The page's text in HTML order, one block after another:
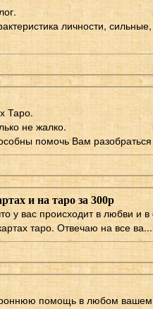
личности,
Таро.
не жалко.
помочь Вам
и на таро за 300р
у вас происходит в любви и
таро. Отвечаю на все ва...
помощь в любом вашем